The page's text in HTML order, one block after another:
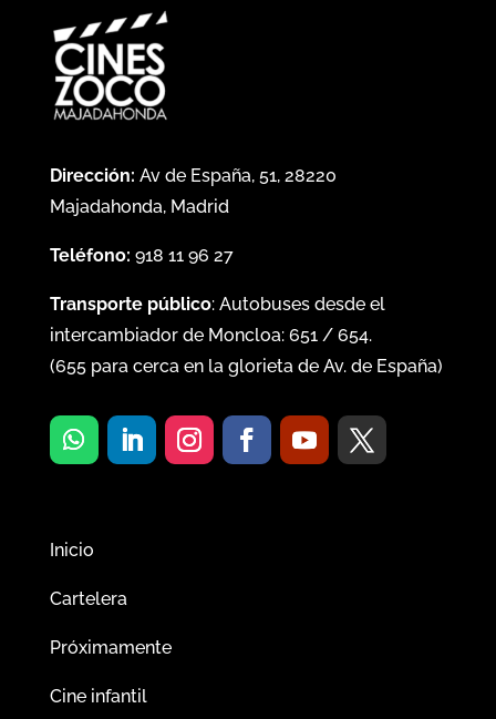
Dirección: Av de España, 51, 28220
Majadahonda, Madrid
Teléfono: 918 11 96 27
Transporte público: Autobuses desde el
intercambiador de Moncloa: 651/ 654.
(655para cerca en la glorieta de Av. de España)
Inicio
Cartelera
Próximamente
Cine infantil